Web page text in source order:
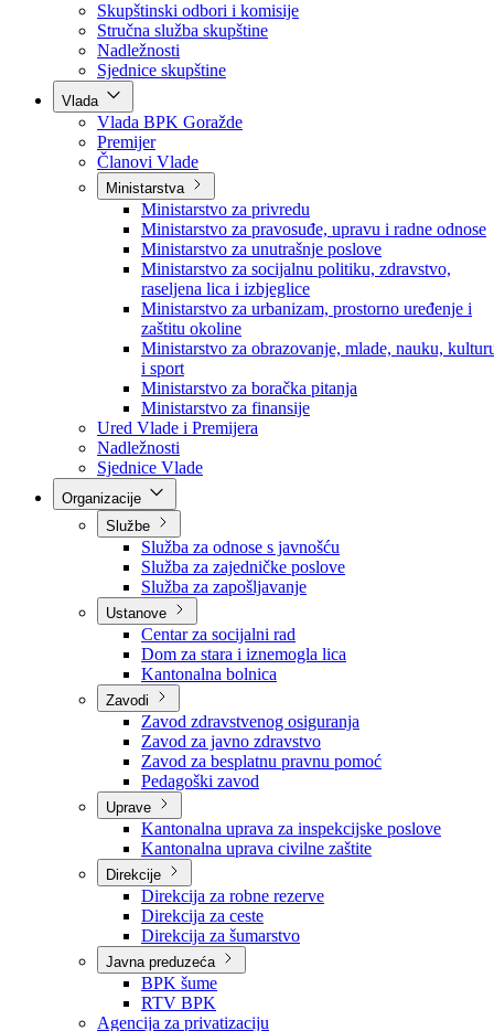
Poslanici po strankama
Poslanici po klubovima naroda
Kolegij skupštine
Skupštinski odbori i komisije
Stručna služba skupštine
Nadležnosti
Sjednice skupštine
Vlada
Vlada BPK Goražde
Premijer
Članovi Vlade
Ministarstva
Ministarstvo za privredu
Ministarstvo za pravosuđe, upravu i radne odnose
Ministarstvo za unutrašnje poslove
Ministarstvo za socijalnu politiku, zdravstvo,
raseljena lica i izbjeglice
Ministarstvo za urbanizam, prostorno uređenje i
zaštitu okoline
Ministarstvo za obrazovanje, mlade, nauku,
i sport
Ministarstvo za boračka pitanja
Ministarstvo za finansije
Ured Vlade i Premijera
Nadležnosti
Sjednice Vlade
Službe
Služba za odnose s javnošću
Služba za zajedničke poslove
Služba za zapošljavanje
Ustanove
Centar za socijalni rad
Dom za stara i iznemogla lica
Kantonalna bolnica
Zavodi
Zavod zdravstvenog osiguranja
Zavod za javno zdravstvo
Zavod za besplatnu pravnu pomoć
Pedagoški zavod
Uprave
Kantonalna uprava za inspekcijske poslove
Kantonalna uprava civilne zaštite
Direkcije
Direkcija za robne rezerve
Direkcija za ceste
Direkcija za šumarstvo
Javna preduzeća